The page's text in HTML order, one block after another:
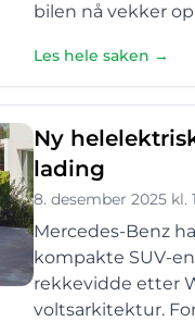
bilen nå vekker
Les hele saken →
Ny
lading
8. desember 2025 kl.
Mercedes-Benz
kompakte SUV-
rekkevidde etter
voltsarkitektur.